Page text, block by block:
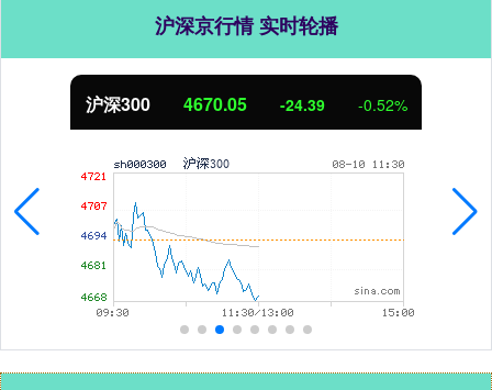
沪深京行情 实时轮播
北证50 1125.45 -8.79 -0.78%